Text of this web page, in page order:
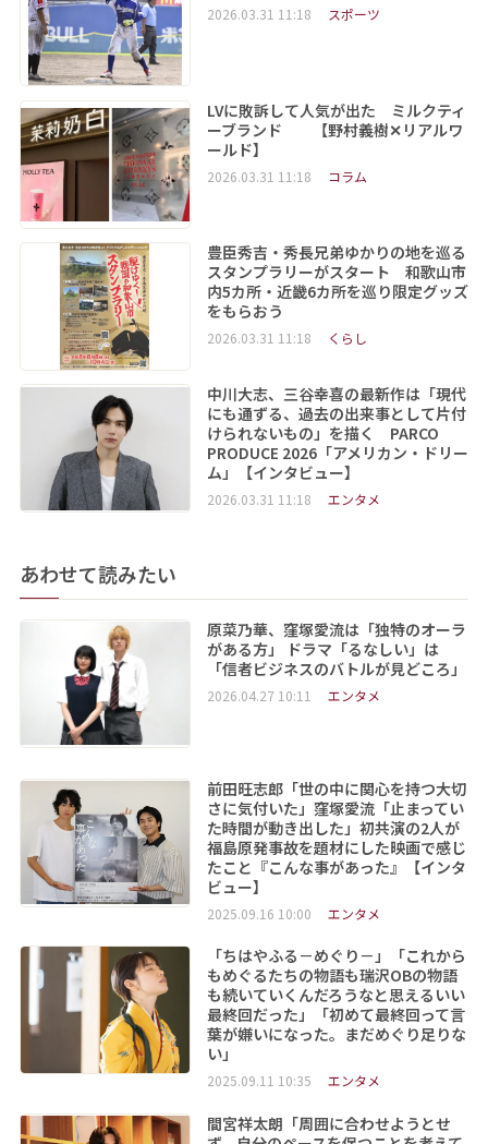
2026.03.31 11:18 スポーツ
LVに敗訴して人気が出た ミルクティ
ーブランド 【野村義樹✕リアルワ
ールド】
2026.03.31 11:18 コラム
豊臣秀吉・秀長兄弟ゆかりの地を巡る
スタンプラリーがスタート 和歌山市
内5カ所・近畿6カ所を巡り限定グッズ
をもらおう
2026.03.31 11:18 くらし
中川大志、三谷幸喜の最新作は「現代
にも通ずる、過去の出来事として片付
けられないもの」を描く PARCO
PRODUCE 2026「アメリカン・ドリー
ム」【インタビュー】
2026.03.31 11:18 エンタメ
あわせて読みたい
原菜乃華、窪塚愛流は「独特のオーラ
がある方」 ドラマ「るなしい」は
「信者ビジネスのバトルが見どころ」
2026.04.27 10:11 エンタメ
前田旺志郎「世の中に関心を持つ大切
さに気付いた」窪塚愛流「止まってい
た時間が動き出した」初共演の2人が
福島原発事故を題材にした映画で感じ
たこと『こんな事があった』【インタ
ビュー】
2025.09.16 10:00 エンタメ
「ちはやふる－めぐり－」「これから
もめぐるたちの物語も瑞沢OBの物語
も続いていくんだろうなと思えるいい
最終回だった」「初めて最終回って言
葉が嫌いになった。まだめぐり足りな
い」
2025.09.11 10:35 エンタメ
間宮祥太朗「周囲に合わせようとせ